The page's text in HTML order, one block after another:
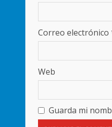
Correo electrónico
Web
Guarda mi